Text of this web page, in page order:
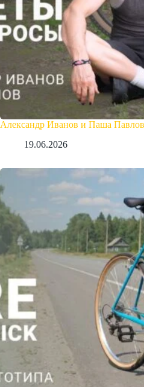
Александр Иванов и Паша
19.06.2026